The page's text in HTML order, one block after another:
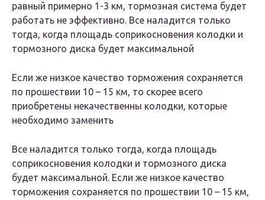
равный примерно 1-3 км, тормозная система будет
работать не эффективно. Все наладится только
тогда, когда площадь соприкосновения колодки и
тормозного диска будет максимальной
Если же низкое качество торможения сохраняется
по прошествии 10 – 15 км, то скорее всего
приобретены некачественны колодки, которые
необходимо заменить
Все наладится только тогда, когда площадь
соприкосновения колодки и тормозного диска
будет максимальной. Если же низкое качество
торможения сохраняется по прошествии 10 – 15 км,